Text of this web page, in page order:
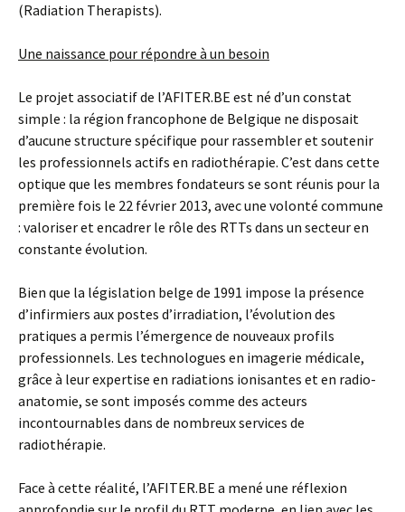
(Radiation Therapists).
Une naissance pour répondre à un besoin
Le projet associatif de l’AFITER.BE est né d’un constat
simple : la région francophone de Belgique ne disposait
d’aucune structure spécifique pour rassembler et soutenir
les professionnels actifs en radiothérapie. C’est dans cette
optique que les membres fondateurs se sont réunis pour la
première fois le 22 février 2013, avec une volonté commune
: valoriser et encadrer le rôle des RTTs dans un secteur en
constante évolution.
Bien que la législation belge de 1991 impose la présence
d’infirmiers aux postes d’irradiation, l’évolution des
pratiques a permis l’émergence de nouveaux profils
professionnels. Les technologues en imagerie médicale,
grâce à leur expertise en radiations ionisantes et en radio-
anatomie, se sont imposés comme des acteurs
incontournables dans de nombreux services de
radiothérapie.
Face à cette réalité, l’AFITER.BE a mené une réflexion